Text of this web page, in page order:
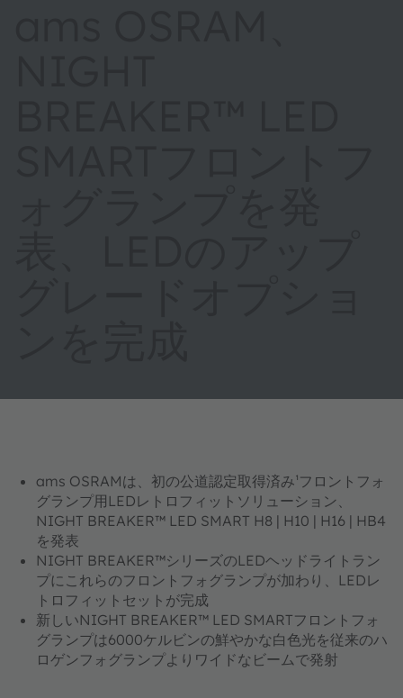
ams OSRAMは、初の公道認定取得済み¹フロントフォ
グランプ用LEDレトロフィットソリューション、
NIGHT BREAKER™ LED SMART H8 | H10 | H16 | HB4
を発表
NIGHT BREAKER™シリーズのLEDヘッドライトラン
プにこれらのフロントフォグランプが加わり、LEDレ
トロフィットセットが完成
新しいNIGHT BREAKER™ LED SMARTフロントフォ
グランプは6000ケルビンの鮮やかな白色光を従来のハ
ロゲンフォグランプよりワイドなビームで発射